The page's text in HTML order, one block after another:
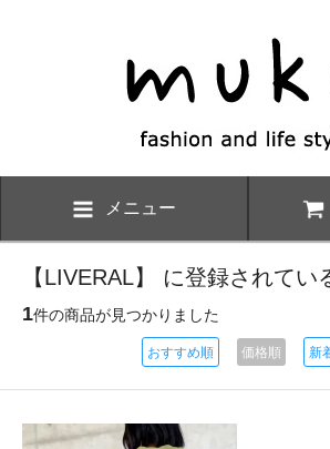
メニュー
【LIVERAL】 に登録されてい
1件の商品が見つかりました
おすすめ順 価格順 新